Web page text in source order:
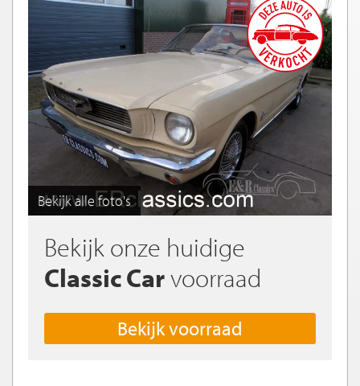
Bekijk alle foto's
Bekijk onze huidige
Classic Carvoorraad
Bekijk voorraad